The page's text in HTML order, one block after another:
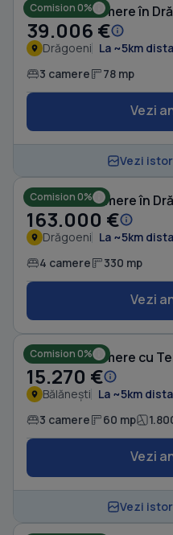
Comision 0%
Casă cu 3 camere în
39.006 €
Drăgoeni La ~5km
3 camere 78 mp
Vezi
Vezi
Comision 0%
Casă cu 4 camere în
163.000 €
Drăgoeni La ~5km
4 camere 330 mp
Vezi
Comision 0%
Casă cu 3 camere cu
15.270 €
Bălănești La ~5km
3 camere 60 mp
Vezi
Vezi